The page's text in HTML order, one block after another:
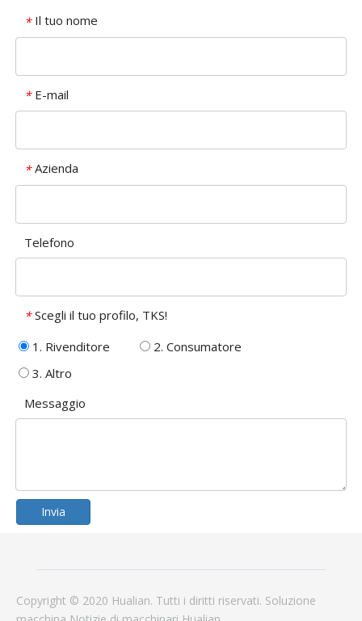
* Il tuo nome
* E-mail
* Azienda
Telefono
* Scegli il tuo profilo, TKS!
1. Rivenditore
2. Consumatore
3. Altro
Messaggio
Invia
Copyright © 2020 Hualian. Tutti i diritti riservati. Soluzione